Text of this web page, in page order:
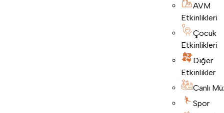
AVM
Etkinlikleri
Çocuk
Etkinlikleri
Diğer
Etkinlikler
Canlı
Spor